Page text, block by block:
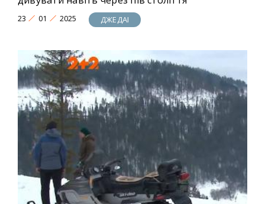
23 01 2025 ДЖЕДАІ